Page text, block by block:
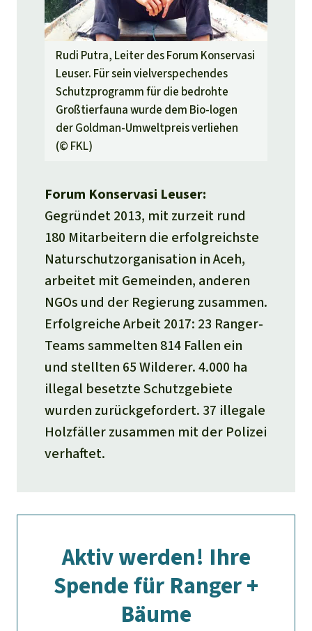
Rudi Putra, Leiter des Forum Konservasi
Leuser. Für sein vielverspechendes
Schutzprogramm für die bedrohte
Großtierfauna wurde dem Bio-logen
der Goldman-Umweltpreis verliehen
(© FKL)
Forum Konservasi Leuser:
Gegründet 2013, mit zurzeit rund
180 Mitarbeitern die erfolgreichste
Naturschutzorganisation in Aceh,
arbeitet mit Gemeinden, anderen
NGOs und der Regierung zusammen.
Erfolgreiche Arbeit 2017: 23 Ranger-
Teams sammelten 814 Fallen ein
und stellten 65 Wilderer. 4.000 ha
illegal besetzte Schutzgebiete
wurden zurückgefordert. 37 illegale
Holzfäller zusammen mit der Polizei
verhaftet.
Aktiv werden! Ihre
Spende für Ranger +
Bäume